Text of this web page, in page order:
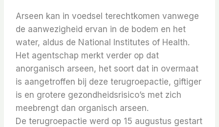
Arseen kan in voedsel terechtkomen vanwege
de aanwezigheid ervan in de bodem en het
water, aldus de National Institutes of Health.
Het agentschap merkt verder op dat
anorganisch arseen, het soort dat in overmaat
is aangetroffen bij deze terugroepactie, giftiger
is en grotere gezondheidsrisico’s met zich
meebrengt dan organisch arseen.
De terugroepactie werd op 15 augustus gestart